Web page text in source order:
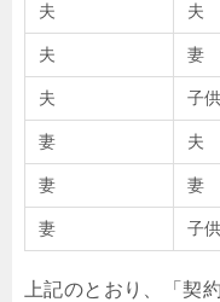
夫 夫
夫 妻
夫 子供
妻 夫
妻 妻
妻 子供
上記のとおり、「契